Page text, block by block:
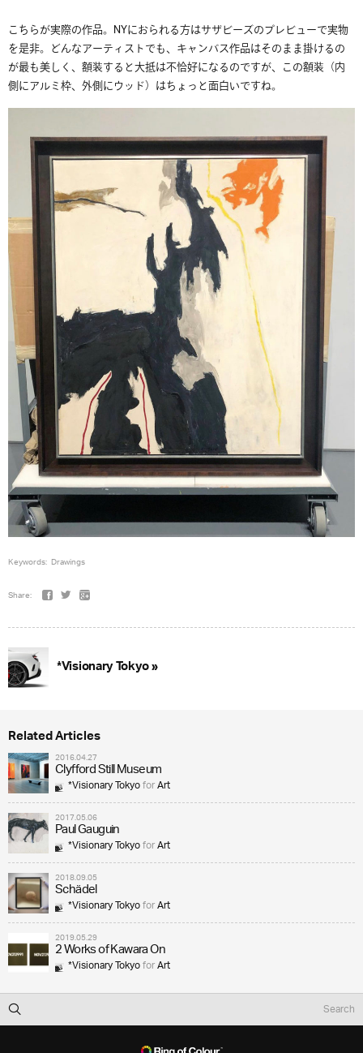
こちらが実際の作品。NYにおられる方はサザビーズのプレビューで実物
を是非。どんなアーティストでも、キャンバス作品はそのまま掛けるの
が最も美しく、額装すると大抵は不恰好になるのですが、この額装（内
側にアルミ枠、外側にウッド）はちょっと面白いですね。
Keywords: Drawings
Share:
*Visionary Tokyo »
Related Articles
2016.04.27
Clyfford Still Museum
*Visionary TokyoforArt
2017.05.06
Paul Gauguin
*Visionary TokyoforArt
2018.09.05
Schädel
*Visionary TokyoforArt
2019.05.29
2 Works of Kawara On
*Visionary TokyoforArt